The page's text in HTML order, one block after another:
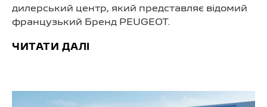
дилерський центр, який представляє відомий
французький Бренд PEUGEOT.
ЧИТАТИ ДАЛІ